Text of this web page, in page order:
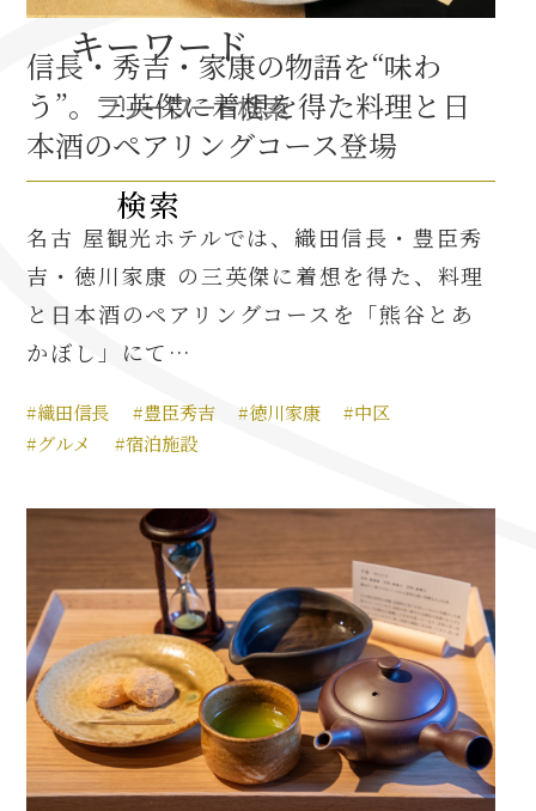
織田信長と名古屋の関係
信長関連 史跡 一覧
信長グルメ・土産一覧
信長攻路
徳川家康と名古屋の関係
家康グルメ・土産 一覧
名古屋＜家康＞観光モデルコース
前田利家と名古屋の関係
利家関連 史跡 一覧
犬千代ルート
キーワード
信長・秀吉・家康の物語を“味わ
う”。三英傑に着想を得た料理と日
本酒のペアリングコース登場
名古 屋観光ホテルでは、織田信長・豊臣秀
吉・徳川家康 の三英傑に着想を得た、料理
と日本酒のペアリングコースを「熊谷とあ
かぼし」にて…
#織田信長 #豊臣秀吉 #徳川家康
#中区
#グルメ
#宿泊施設